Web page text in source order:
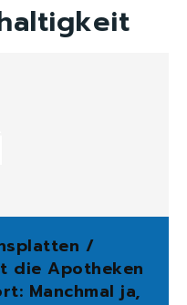
/
die Apotheken
Manchmal ja,